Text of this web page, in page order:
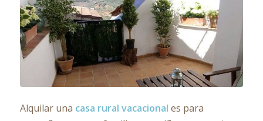
Alquilar una casa rural vacacional es para